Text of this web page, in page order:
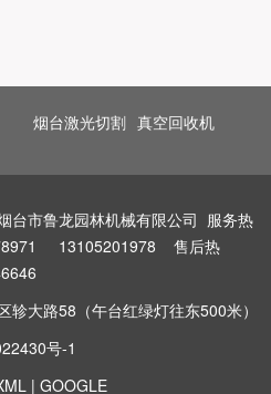
烟台激光切割 真空回收机
台市鲁龙园林机械有限公司 服务热
13105201978 售后热
轸大路58（午台红绿灯往东500米）
号-1
| GOOGLE